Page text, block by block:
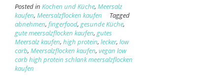
Posted in Kochen und Küche, Meersalz
kaufen, Meersalzflocken kaufen
Tagged
abnehmen, fingerfood, gesunde Küche,
gute meersalzflocken kaufen, gutes
Meersalz kaufen, high protein, lecker, low
carb, Meersalzflocken kaufen, vegan low
carb high protein schlank meersalzflocken
kaufen